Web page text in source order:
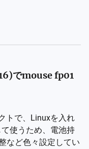
でmouse fp01
トで、Linuxを入れ
使うため、電池持
など色々設定してい